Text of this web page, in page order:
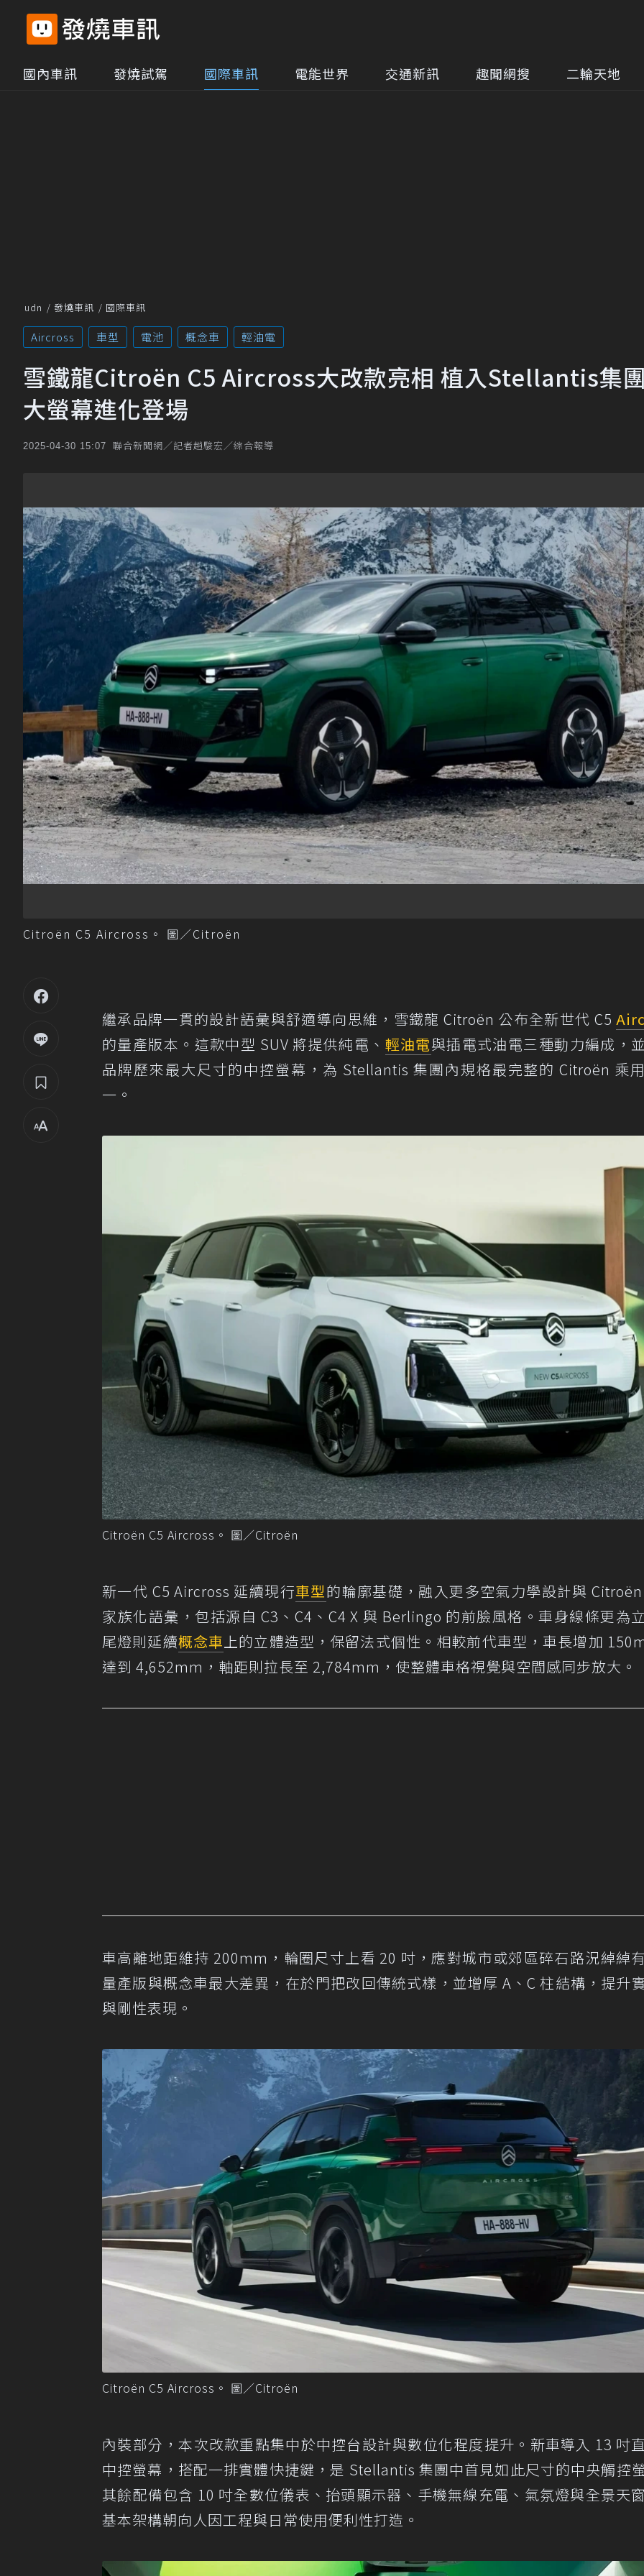
國內車訊 發燒試駕 國際車訊 電能世界 交通新訊 趣聞網搜 二輪天地
udn 發燒車訊 國際車訊
Aircross 車型 電池 概念車 輕油電
雪鐵龍Citroën C5 Aircross大改款亮相 植入Stellantis集
大螢幕進化登場
2025-04-30 15:07 聯合新聞網／記者趙駿宏／綜合報導
Citroën C5 Aircross。 圖／Citroën
繼承品牌一貫的設計語彙與舒適導向思維，雪鐵龍 Citroën 公布全新世代 C5
的量產版本。這款中型 SUV 將提供純電、 輕油電與插電式油電三種動力編成，
品牌歷來最大尺寸的中控螢幕，為 Stellantis 集團內規格最完整的 Citroën 乘
一。
Citroën C5 Aircross。 圖／Citroën
新一代 C5 Aircross 延續現行車型的輪廓基礎，融入更多空氣力學設計與
家族化語彙，包括源自 C3、C4、C4 X 與 Berlingo 的前臉風格。車身線條更為
尾燈則延續概念車 上的立體造型，保留法式個性。相較前代車型，車長增加
達到 4,652mm，軸距則拉長至 2,784mm，使整體車格視覺與空間感同步放大。
車高離地距維持 200mm，輪圈尺寸上看 20 吋，應對城市或郊區碎石路況綽綽
量產版與概念車最大差異，在於門把改回傳統式樣，並增厚 A、C 柱結構，提升
與剛性表現。
Citroën C5 Aircross。 圖／Citroën
內裝部分，本次改款重點集中於中控台設計與數位化程度提升。新車導入 13 吋
中控螢幕，搭配一排實體快捷鍵，是 Stellantis 集團中首見如此尺寸的中央觸控
其餘配備包含 10 吋全數位儀表、抬頭顯示器、手機無線充電、氣氛燈與全景天
基本架構朝向人因工程與日常使用便利性打造。